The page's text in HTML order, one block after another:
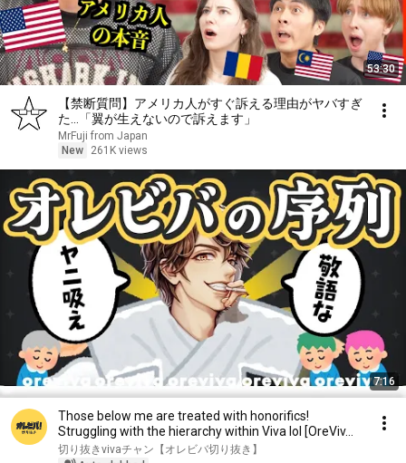
53:30
【禁断質問】アメリカ人がすぐ訴える理由がヤバすぎ
た…「翼が生えないので訴えます」
MrFuji from Japan
New
261K views
7:16
Those below me are treated with honorifics!
Struggling with the hierarchy within Viva lol [OreViv...
切り抜きvivaチャン【オレビバ切り抜き】